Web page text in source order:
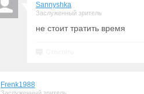
Sannyshka
Заслуженный зритель
не стоит тратить время
Frenk1988